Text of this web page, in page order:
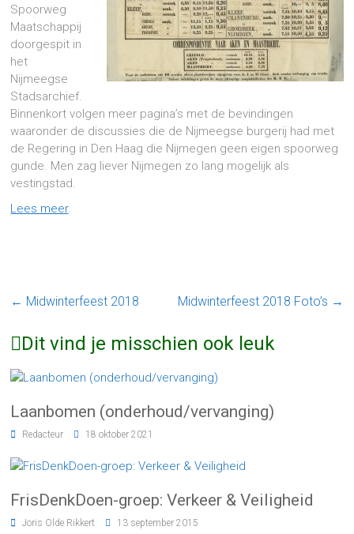
Spoorweg
Maatschappij
doorgespit in
het
Nijmeegse
Stadsarchief.
Binnenkort volgen meer pagina’s met de bevindingen
waaronder de discussies die de Nijmeegse burgerij had met
de Regering in Den Haag die Nijmegen geen eigen spoorweg
gunde. Men zag liever Nijmegen zo lang mogelijk als
vestingstad.
Lees meer.
← Midwinterfeest 2018 Midwinterfeest 2018 Foto’s →
Dit vind je misschien ook leuk
Laanbomen (onderhoud/vervanging)
Redacteur 18 oktober 2021
FrisDenkDoen-groep: Verkeer & Veiligheid
Joris Olde Rikkert 13 september 2015